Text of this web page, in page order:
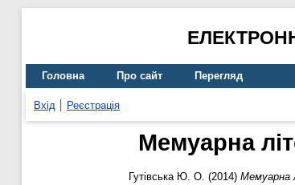
Головна Про сайт Перегляд
Вхід Реєстрація
Мемуарна
Гутівська Ю. О. (2014) Мемуарна